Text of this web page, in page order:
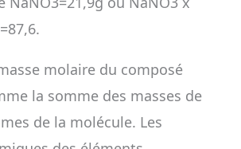
molaire du composé
la somme des masses de
de la molécule. Les